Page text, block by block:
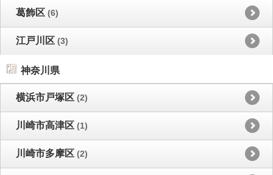
葛飾区 (6)
江戸川区 (3)
神奈川県
横浜市戸塚区 (2)
川崎市高津区 (1)
川崎市多摩区 (2)